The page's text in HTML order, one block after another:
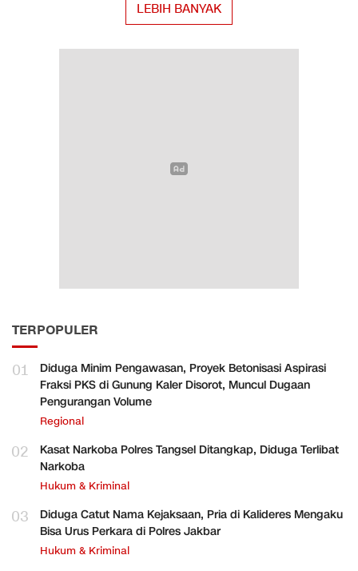
LEBIH BANYAK
TERPOPULER
01
Diduga Minim Pengawasan, Proyek Betonisasi Aspirasi
Fraksi PKS di Gunung Kaler Disorot, Muncul Dugaan
Pengurangan Volume
Regional
02
Kasat Narkoba Polres Tangsel Ditangkap, Diduga Terlibat
Narkoba
Hukum & Kriminal
03
Diduga Catut Nama Kejaksaan, Pria di Kalideres Mengaku
Bisa Urus Perkara di Polres Jakbar
Hukum & Kriminal